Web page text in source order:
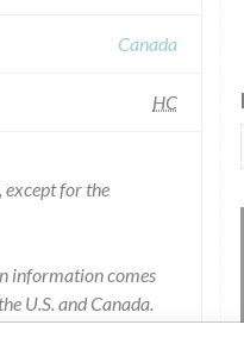
Canada
HC
for the
information comes
U.S. and Canada.